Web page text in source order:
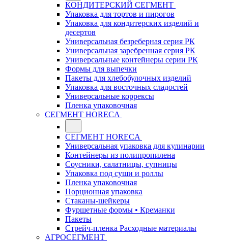
КОНДИТЕРСКИЙ СЕГМЕНТ
Упаковка для тортов и пирогов
Упаковка для кондитерских изделий и
десертов
Универсальная безреберная серия РК
Универсальная заребренная серия РК
Универсальные контейнеры серии РК
Формы для выпечки
Пакеты для хлебобулочных изделий
Упаковка для восточных сладостей
Универсальные коррексы
Пленка упаковочная
СЕГМЕНТ HORECA
СЕГМЕНТ HORECA
Универсальная упаковка для кулинарии
Контейнеры из полипропилена
Соусники, салатницы, супницы
Упаковка под суши и роллы
Пленка упаковочная
Порционная упаковка
Стаканы-шейкеры
Фуршетные формы • Креманки
Пакеты
Стрейч-пленка Расходные материалы
АГРОСЕГМЕНТ